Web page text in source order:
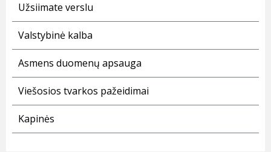
Užsiimate verslu
Valstybinė kalba
Asmens duomenų apsauga
Viešosios tvarkos pažeidimai
Kapinės